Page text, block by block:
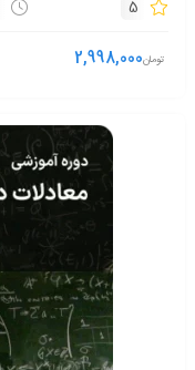
5
تومان2,998,000